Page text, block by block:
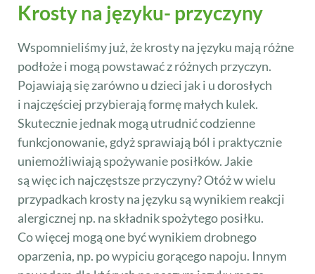
Krosty na języku- przyczyny
Wspomnieliśmy już, że krosty na języku mają różne
podłoże i mogą powstawać z różnych przyczyn.
Pojawiają się zarówno u dzieci jak i u dorosłych
i najczęściej przybierają formę małych kulek.
Skutecznie jednak mogą utrudnić codzienne
funkcjonowanie, gdyż sprawiają ból i praktycznie
uniemożliwiają spożywanie posiłków. Jakie
są więc ich najczęstsze przyczyny? Otóż w wielu
przypadkach krosty na języku są wynikiem reakcji
alergicznej np. na składnik spożytego posiłku.
Co więcej mogą one być wynikiem drobnego
oparzenia, np. po wypiciu gorącego napoju. Innym